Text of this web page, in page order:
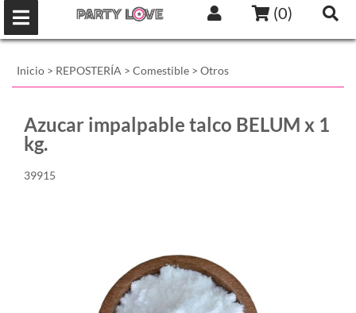
(0)
Inicio > REPOSTERÍA > Comestible > Otros
Azucar impalpable talco BELUM x 1
kg.
39915